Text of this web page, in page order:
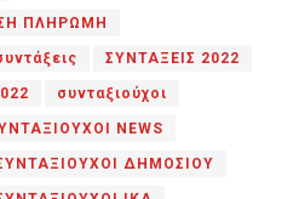
ΠΛΗΡΩΜΗ
ΣΥΝΤΑΞΕΙΣ 2022
συνταξιούχοι
NEWS
ΔΗΜΟΣΙΟΥ